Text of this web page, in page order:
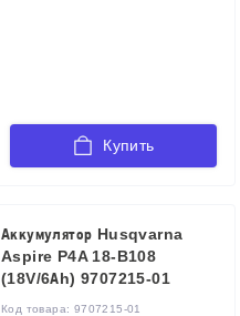
Купить
Аккумулятор Husqvarna
Aspire P4A 18-B108
(18V/6Аh) 9707215-01
Код товара: 9707215-01